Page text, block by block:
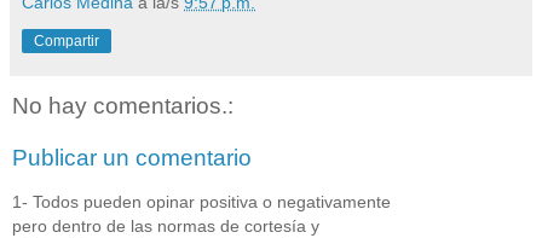
Compartir
No hay comentarios.:
Publicar un comentario
1- Todos pueden opinar positiva o negativamente
pero dentro de las normas de cortesía y